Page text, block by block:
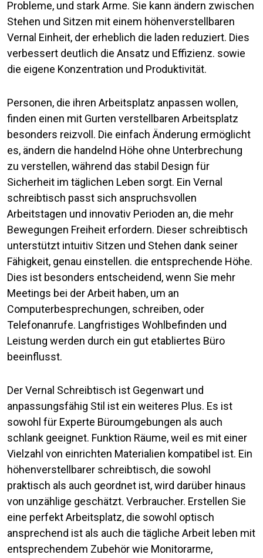
Probleme, und stark Arme. Sie kann ändern zwischen
Stehen und Sitzen mit einem höhenverstellbaren
Vernal Einheit, der erheblich die laden reduziert. Dies
verbessert deutlich die Ansatz und Effizienz. sowie
die eigene Konzentration und Produktivität.
Personen, die ihren Arbeitsplatz anpassen wollen,
finden einen mit Gurten verstellbaren Arbeitsplatz
besonders reizvoll. Die einfach Änderung ermöglicht
es, ändern die handelnd Höhe ohne Unterbrechung
zu verstellen, während das stabil Design für
Sicherheit im täglichen Leben sorgt. Ein Vernal
schreibtisch passt sich anspruchsvollen
Arbeitstagen und innovativ Perioden an, die mehr
Bewegungen Freiheit erfordern. Dieser schreibtisch
unterstützt intuitiv Sitzen und Stehen dank seiner
Fähigkeit, genau einstellen. die entsprechende Höhe.
Dies ist besonders entscheidend, wenn Sie mehr
Meetings bei der Arbeit haben, um an
Computerbesprechungen, schreiben, oder
Telefonanrufe. Langfristiges Wohlbefinden und
Leistung werden durch ein gut etabliertes Büro
beeinflusst.
Der Vernal Schreibtisch ist Gegenwart und
anpassungsfähig Stil ist ein weiteres Plus. Es ist
sowohl für Experte Büroumgebungen als auch
schlank geeignet. Funktion Räume, weil es mit einer
Vielzahl von einrichten Materialien kompatibel ist. Ein
höhenverstellbarer schreibtisch, die sowohl
praktisch als auch geordnet ist, wird darüber hinaus
von unzählige geschätzt. Verbraucher. Erstellen Sie
eine perfekt Arbeitsplatz, die sowohl optisch
ansprechend ist als auch die tägliche Arbeit leben mit
entsprechendem Zubehör wie Monitorarme,